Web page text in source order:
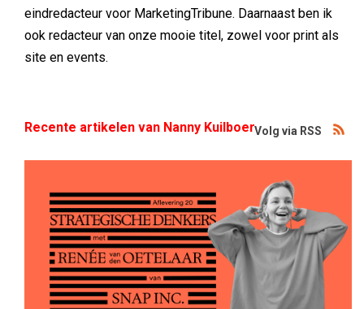
eindredacteur voor MarketingTribune. Daarnaast ben ik
ook redacteur van onze mooie titel, zowel voor print als
site en events.
Recente artikelen van Nanny KuilboerVolg via RSS